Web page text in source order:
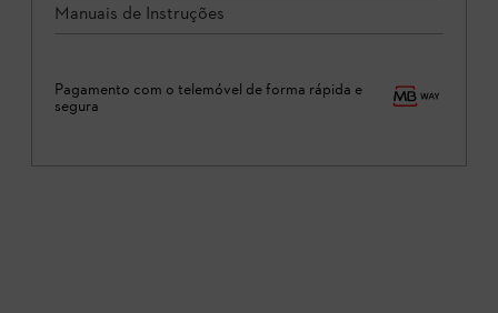
Manuais de Instruções
Pagamento com o telemóvel de forma rápida e
segura